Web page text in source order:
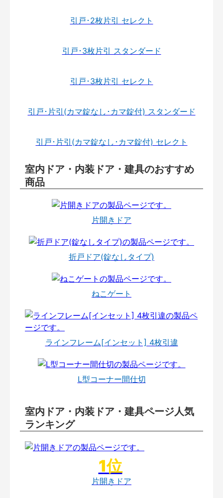
引戸･2枚片引 セレクト
引戸･3枚片引 スタンダード
引戸･3枚片引 セレクト
引戸･片引(カマ錠なし･カマ錠付) スタンダード
引戸･片引(カマ錠なし･カマ錠付) セレクト
室内ドア・内装ドア・建具のおすすめ
商品
片開きドア
折戸ドア(錠なしタイプ)
ねこゲート
ラインフレーム[インセット] 4枚引違
L型コーナー間仕切
室内ドア・内装ドア・建具ページ人気
ランキング
片開きドア